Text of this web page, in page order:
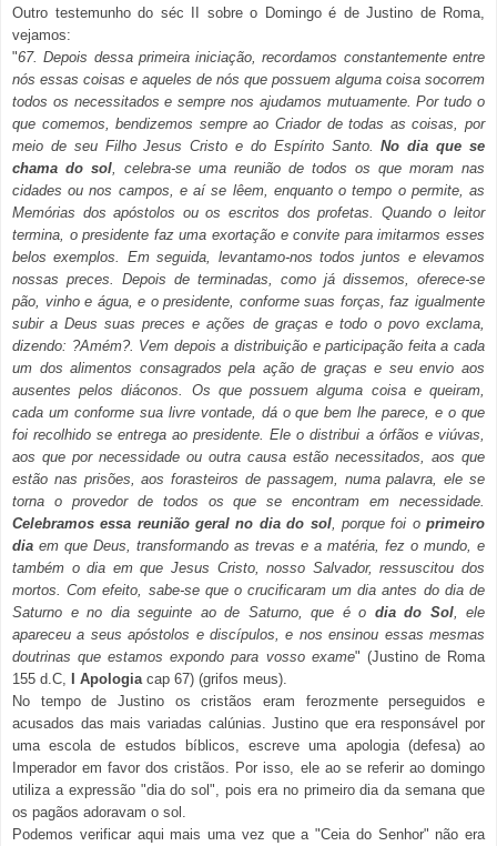
Outro testemunho do séc II sobre o Domingo é de Justino de Roma,
vejamos:
"67. Depois dessa primeira iniciação, recordamos constantemente entre
nós essas coisas e aqueles de nós que possuem alguma coisa socorrem
todos os necessitados e sempre nos ajudamos mutuamente. Por tudo o
que comemos, bendizemos sempre ao Criador de todas as coisas, por
meio de seu Filho Jesus Cristo e do Espírito Santo.No dia que se
chama do sol , celebra-se uma reunião de todos os que moram nas
cidades ou nos campos, e aí se lêem, enquanto o tempo o permite, as
Memórias dos apóstolos ou os escritos dos profetas. Quando o leitor
termina, o presidente faz uma exortação e convite para imitarmos esses
belos exemplos. Em seguida, levantamo-nos todos juntos e elevamos
nossas preces. Depois de terminadas, como já dissemos, oferece-se
pão, vinho e água, e o presidente, conforme suas forças, faz igualmente
subir a Deus suas preces e ações de graças e todo o povo exclama,
dizendo: ?Amém?. Vem depois a distribuição e participação feita a cada
um dos alimentos consagrados pela ação de graças e seu envio aos
ausentes pelos diáconos. Os que possuem alguma coisa e queiram,
cada um conforme sua livre vontade, dá o que bem lhe parece, e o que
foi recolhido se entrega ao presidente. Ele o distribui a órfãos e viúvas,
aos que por necessidade ou outra causa estão necessitados, aos que
estão nas prisões, aos forasteiros de passagem, numa palavra, ele se
torna o provedor de todos os que se encontram em necessidade.
Celebramos essa reunião geral no dia do sol, porque foi oprimeiro
dia em que Deus, transformando as trevas e a matéria, fez o mundo, e
também o dia em que Jesus Cristo, nosso Salvador, ressuscitou dos
mortos. Com efeito, sabe-se que o crucificaram um dia antes do dia de
Saturno e no dia seguinte ao de Saturno, que é o dia do Sol, ele
apareceu a seus apóstolos e discípulos, e nos ensinou essas mesmas
doutrinas que estamos expondo para vosso exame" (Justino de Roma
155 d.C,
I Apologia cap 67) (grifos meus).
No tempo de Justino os cristãos eram ferozmente perseguidos e
acusados das mais variadas calúnias. Justino que era responsável por
uma escola de estudos bíblicos, escreve uma apologia (defesa) ao
Imperador em favor dos cristãos. Por isso, ele ao se referir ao domingo
utiliza a expressão "dia do sol", pois era no primeiro dia da semana que
os pagãos adoravam o sol.
Podemos verificar aqui mais uma vez que a "Ceia do Senhor" não era